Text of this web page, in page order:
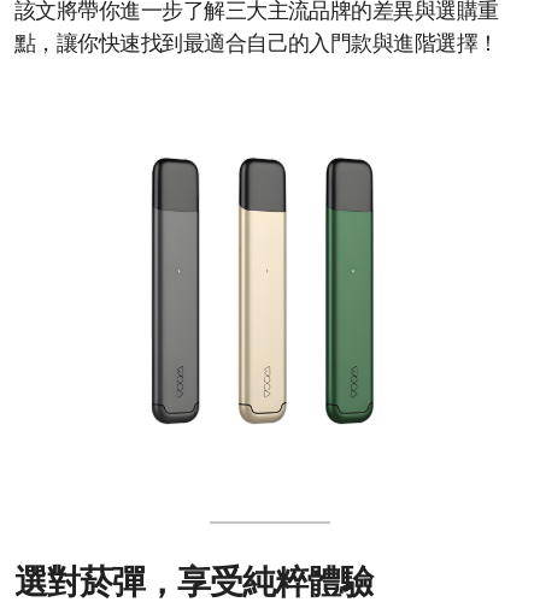
該文將帶你進一步了解三大主流品牌的差異與選購重
點，讓你快速找到最適合自己的入門款與進階選擇！
選對菸彈，享受純粹體驗